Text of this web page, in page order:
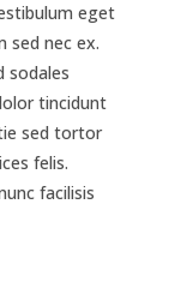
eget
sed nec ex.
sodales
tincidunt
sed tortor
felis.
facilisis